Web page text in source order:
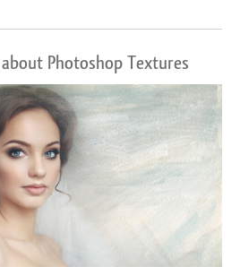
Photoshop Textures